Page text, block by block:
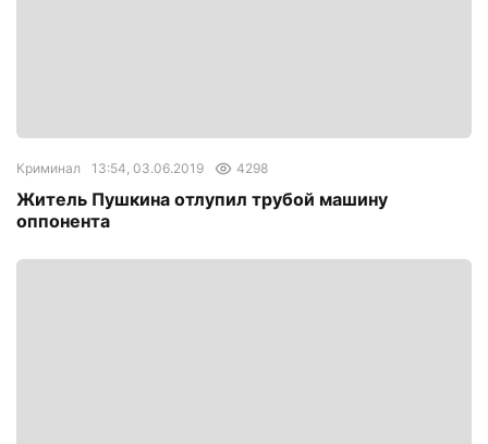
Криминал 13:54, 03.06.2019 4298
Житель Пушкина отлупил трубой машину
оппонента